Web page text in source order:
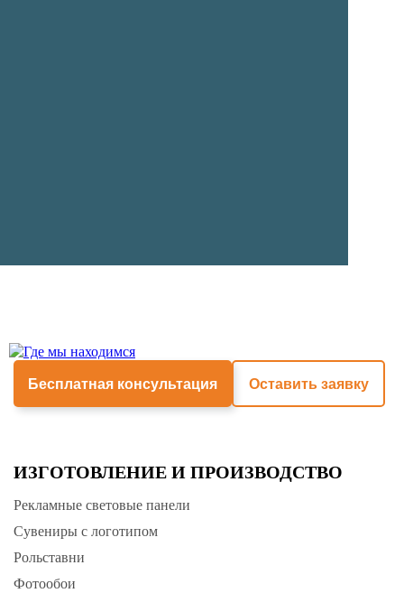
Яркость
Бесплатная консультация Оставить заявку
ИЗГОТОВЛЕНИЕ И ПРОИЗВОДСТВО
Рекламные световые панели
Сувениры с логотипом
Рольставни
Фотообои